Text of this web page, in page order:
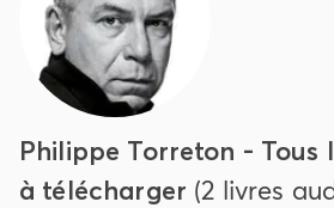
Philippe Torreton - Tous
à télécharger (2 livres